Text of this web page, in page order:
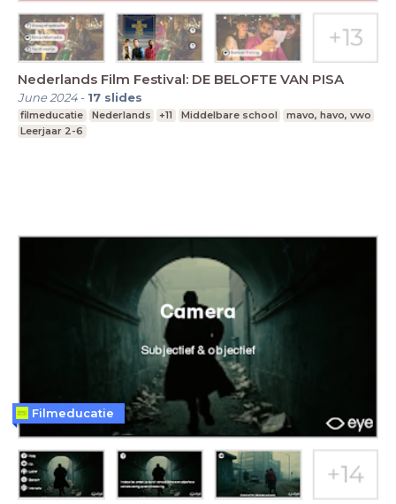
Nederlands Film Festival: DE BELOFTE VAN PISA
June 2024- 17 slides
filmeducatie Nederlands +11 Middelbare school
mavo, havo, vwo
Leerjaar 2-6
Filmeducatie